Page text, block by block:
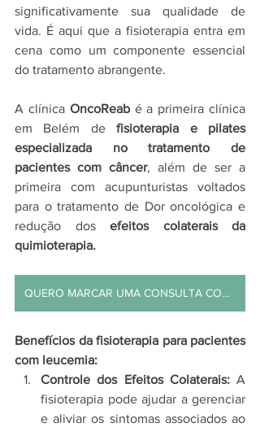
significativamente sua qualidade de
vida. É aqui que a fisioterapia entra em
cena como um componente essencial
do tratamento abrangente.
A clínica OncoReab é a primeira clínica
em Belém de fisioterapia e pilates
especializada no tratamento de
pacientes com câncer, além de ser a
primeira com acupunturistas voltados
para o tratamento de Dor oncológica e
redução dos efeitos colaterais da
quimioterapia.
QUERO MARCAR UMA CONSULTA COM A ONCOREAB
Benefícios da fisioterapia para pacientes
com leucemia:
Controle dos Efeitos Colaterais: A
fisioterapia pode ajudar a gerenciar
e aliviar os sintomas associados ao